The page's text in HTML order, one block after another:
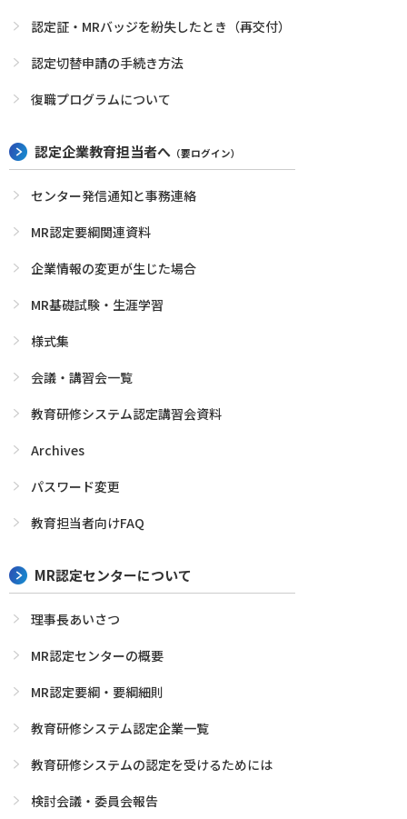
認定証・MRバッジを紛失したとき（再交付）
認定切替申請の手続き方法
復職プログラムについて
認定企業教育担当者へ （要ログイン）
センター発信通知と事務連絡
MR認定要綱関連資料
企業情報の変更が生じた場合
MR基礎試験・生涯学習
様式集
会議・講習会一覧
教育研修システム認定講習会資料
Archives
パスワード変更
教育担当者向けFAQ
MR認定センターについて
理事長あいさつ
MR認定センターの概要
MR認定要綱・要綱細則
教育研修システム認定企業一覧
教育研修システムの認定を受けるためには
検討会議・委員会報告